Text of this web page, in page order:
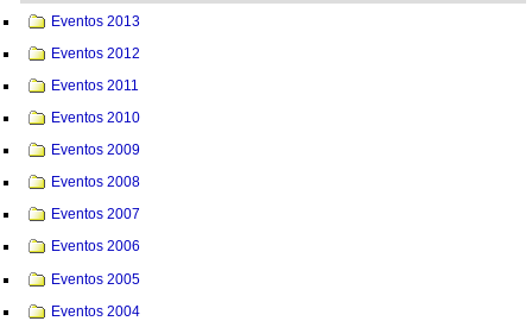
Eventos 2013
Eventos 2012
Eventos 2011
Eventos 2010
Eventos 2009
Eventos 2008
Eventos 2007
Eventos 2006
Eventos 2005
Eventos 2004